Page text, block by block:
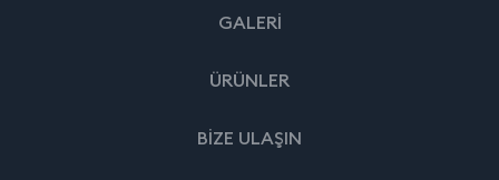
GALERİ
ÜRÜNLER
BİZE ULAŞIN